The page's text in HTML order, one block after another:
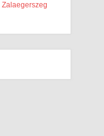
Zalaegerszeg